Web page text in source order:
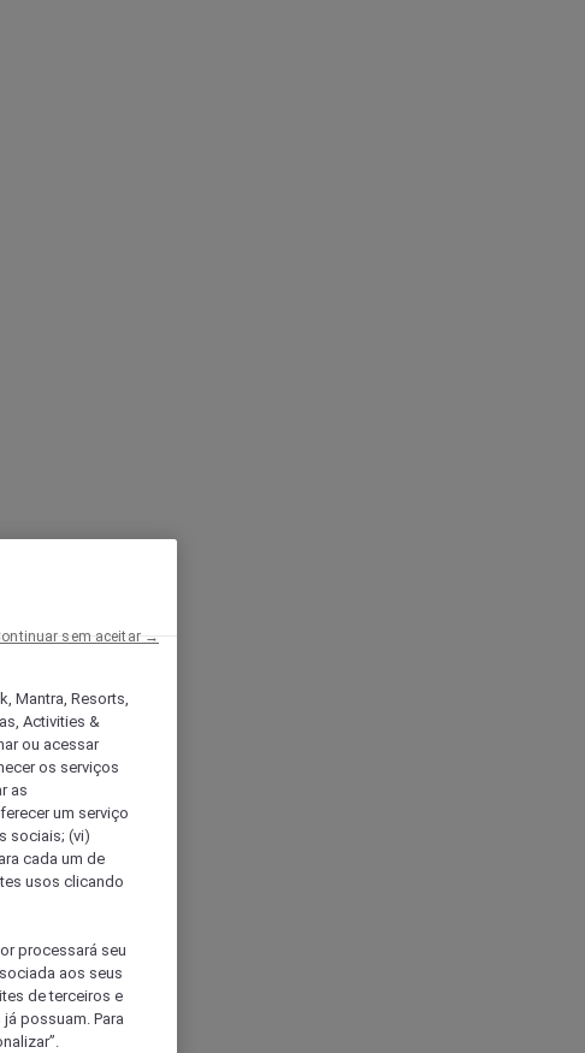
Mantra, Resorts,
Activities &
ou acessar
os serviços
as
um serviço
sociais; (vi)
cada um de
usos clicando
processará seu
aos seus
de terceiros e
possuam. Para
sem aceitar →